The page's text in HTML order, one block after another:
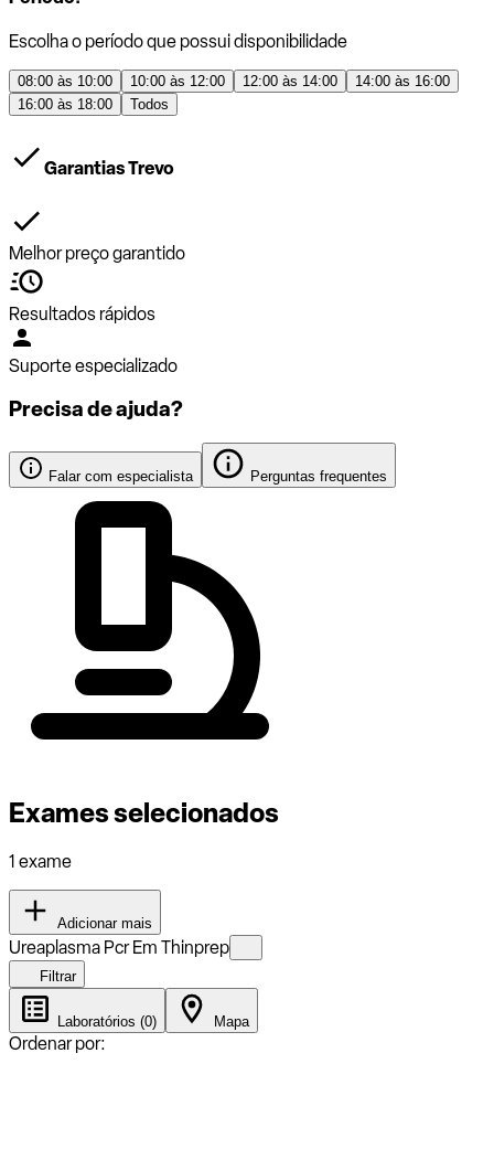
Escolha o período que possui disponibilidade
08:00 às 10:00 10:00 às 12:00 12:00 às 14:00
14:00 às 16:00
16:00 às 18:00
Todos
Garantias Trevo
Melhor preço garantido
Resultados rápidos
Suporte especializado
Precisa de ajuda?
Falar com especialista Perguntas frequentes
Exames selecionados
1 exame
Adicionar mais
Ureaplasma Pcr Em Thinprep
Filtrar
Laboratórios (0) Mapa
Ordenar por: